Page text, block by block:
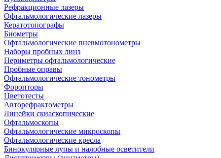
Рефракционные лазеры
Офтальмологические лазеры
Кератотопографы
Биометры
Офтальмологические пневмотонометры
Наборы пробных линз
Периметры офтальмологические
Пробные оправы
Офтальмологические тонометры
Форопторы
Цветотесты
Авторефрактометры
Линейки скиаскопические
Офтальмоскопы
Офтальмологические микроскопы
Офтальмологические кресла
Бинокулярные лупы и налобные осветители